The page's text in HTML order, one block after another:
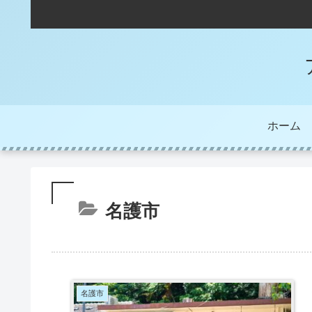
ホーム
名護市
名護市